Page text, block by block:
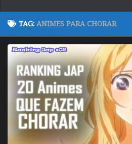
TAG: ANIMES PARA CHORAR